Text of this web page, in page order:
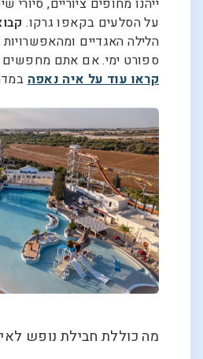
ייהנו מחופים ציוריים, סיורי
על הסלעים בקאפו גרקו.
הלילה האגדיים
ספורט ימי. אם אתם
קראו עוד על איה נאפה
מה כוללת חבילת נופש